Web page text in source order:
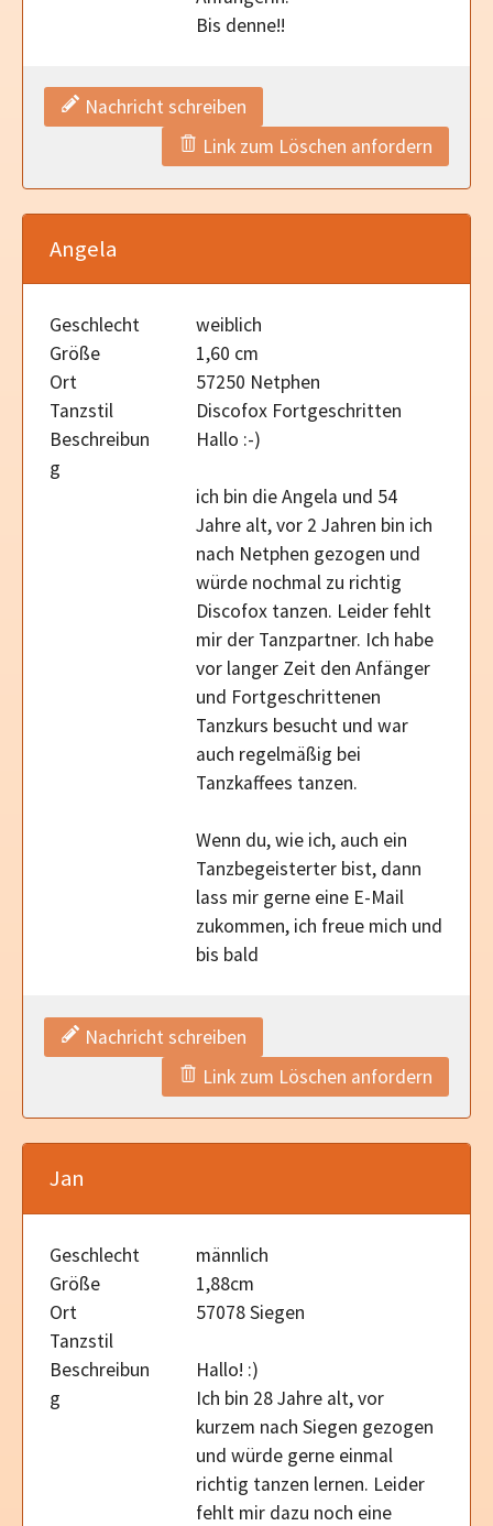
Bis denne!!
Nachricht schreiben
Link zum Löschen anfordern
Angela
Geschlecht
weiblich
Größe
1,60 cm
Ort
57250 Netphen
Tanzstil
Discofox Fortgeschritten
Beschreibun
g
Hallo :-)
ich bin die Angela und 54
Jahre alt, vor 2 Jahren bin ich
nach Netphen gezogen und
würde nochmal zu richtig
Discofox tanzen. Leider fehlt
mir der Tanzpartner. Ich habe
vor langer Zeit den Anfänger
und Fortgeschrittenen
Tanzkurs besucht und war
auch regelmäßig bei
Tanzkaffees tanzen.
Wenn du, wie ich, auch ein
Tanzbegeisterter bist, dann
lass mir gerne eine E-Mail
zukommen, ich freue mich und
bis bald
Nachricht schreiben
Link zum Löschen anfordern
Jan
Geschlecht
männlich
Größe
1,88cm
Ort
57078 Siegen
Tanzstil
Beschreibun
g
Hallo! :)
Ich bin 28 Jahre alt, vor
kurzem nach Siegen gezogen
und würde gerne einmal
richtig tanzen lernen. Leider
fehlt mir dazu noch eine